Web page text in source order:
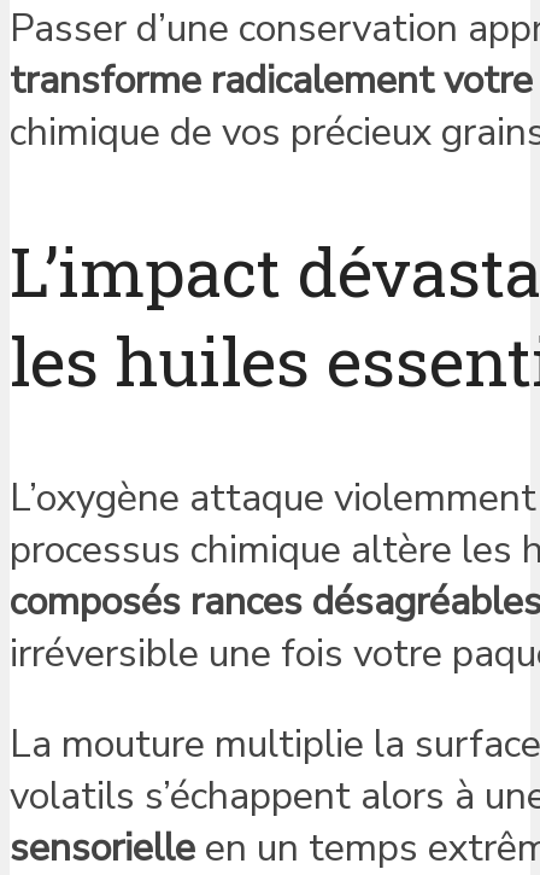
Passer d’une conservation
transforme radicalement
chimique de vos précieux
L’impact
les huiles
L’oxygène attaque
processus chimique altère
composés rances
irréversible une fois votre
La mouture multiplie la
volatils s’échappent alors à
sensorielle en un temps